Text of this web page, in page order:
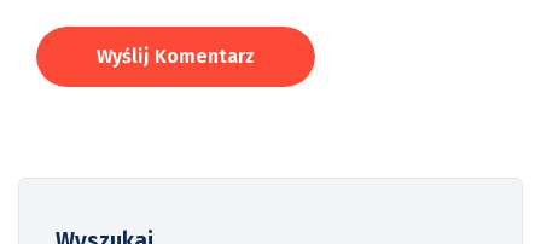
Wyślij Komentarz